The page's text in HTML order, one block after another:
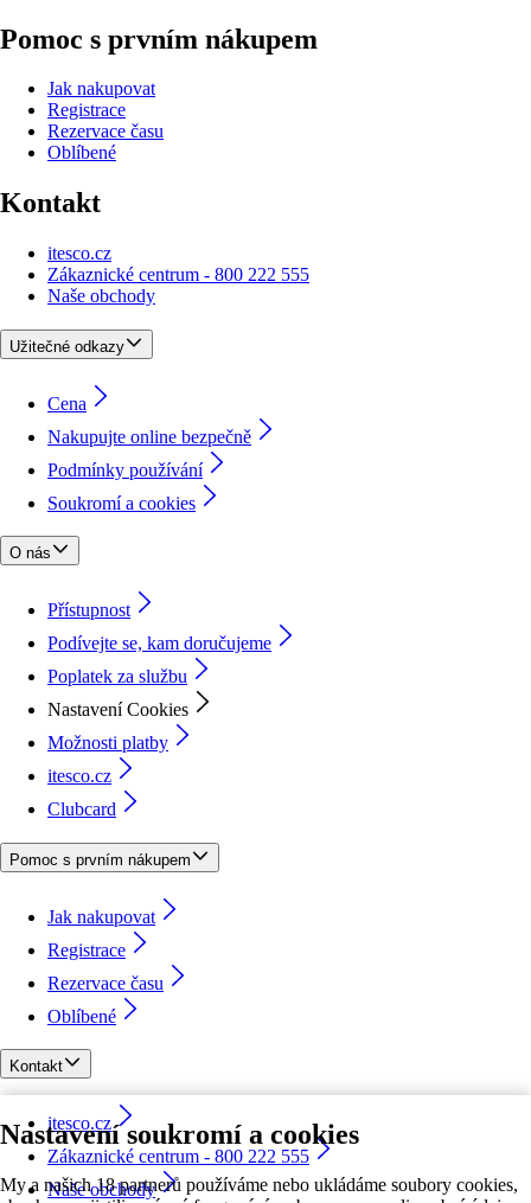
Nastavení soukromí a cookies
My a našich 18 partnerů používáme nebo ukládáme soubory cookies,
Pomoc s prvním nákupem
Jak nakupovat
Registrace
Rezervace času
Oblíbené
Kontakt
itesco.cz
Zákaznické centrum - 800 222 555
Naše obchody
Užitečné odkazy
Cena
Nakupujte online bezpečně
Podmínky používání
Soukromí a cookies
O nás
Přístupnost
Podívejte se, kam doručujeme
Poplatek za službu
Nastavení Cookies
Možnosti platby
itesco.cz
Clubcard
Pomoc s prvním nákupem
Jak nakupovat
Registrace
Rezervace času
Oblíbené
Kontakt
itesco.cz
Zákaznické centrum - 800 222 555
Naše obchody